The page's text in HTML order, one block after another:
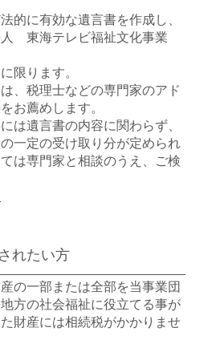
的に有効な遺言書を作成し、
東海テレビ福祉文化事業
限ります。
、税理士などの専門家のアド
お薦めします。
は遺言書の内容に関わらず、
一定の受け取り分が定められ
は専門家と相談のうえ、ご検
れたい方
の一部または全部を当事業団
方の社会福祉に役立てる事が
財産には相続税がかかりませ